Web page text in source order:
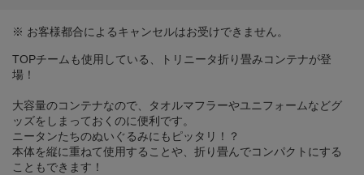
※ お客様都合によるキャンセルはお受けできません。
TOPチームも使用している、トリニータ折り畳みコンテナが登
場！
大容量のコンテナなので、タオルマフラーやユニフォームなどグ
ッズをしまっておくのに便利です。
ニータンたちのぬいぐるみにもピッタリ！？
本体を縦に重ねて使用することや、折り畳んでコンパクトにする
こともできます！